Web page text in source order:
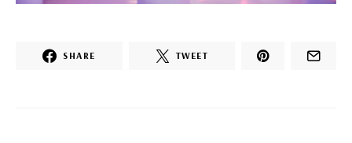
SHARE TWEET